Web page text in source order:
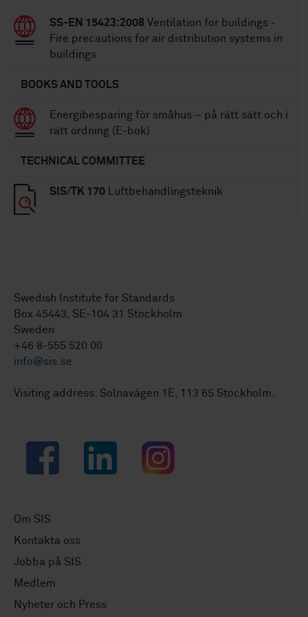
SS-EN 15423:2008 Ventilation for buildings -
Fire precautions for air distribution systems in
buildings
BOOKS AND TOOLS
Energibesparing för småhus – på rätt sätt och i
rätt ordning (E-bok)
TECHNICAL COMMITTEE
SIS/TK 170 Luftbehandlingsteknik
Swedish Institute for Standards
Box 45443, SE-104 31 Stockholm
Sweden
+46 8-555 520 00
info@sis.se
Visiting address: Solnavägen 1E, 113 65 Stockholm.
Facebook LinkedIn Instagram
Om SIS
Kontakta oss
Jobba på SIS
Medlem
Nyheter och Press